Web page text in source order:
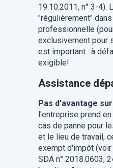
19.10.2011, n° 3-
"régulièrement"
professionnelle
exclusivement pour
est important : à
exigible!
Assistance
Pas d'avantage
l'entreprise prend
cas de panne pour
et le lieu de travail,
exempt d'impôt
SDA n° 2018.0603,